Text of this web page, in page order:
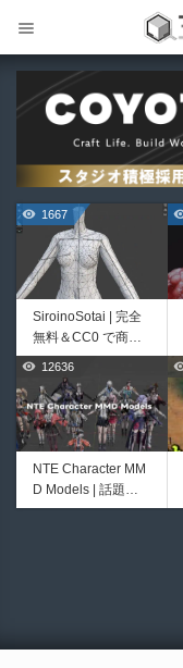
1667
SiroinoSotai | 完全
無料＆CC0 で商用
利用OKなVRChat向
け共通素体3Dモデ
ルが正式リリース！
程よいポリ数＆トポ
ロジーにも注目！
444
HeyGears G1 | 世界
初のデスクトップ型
フルカラー3D＆UV
12636
NTE Character MM
D Models | 話題の
ゲーム『NTE（Nev